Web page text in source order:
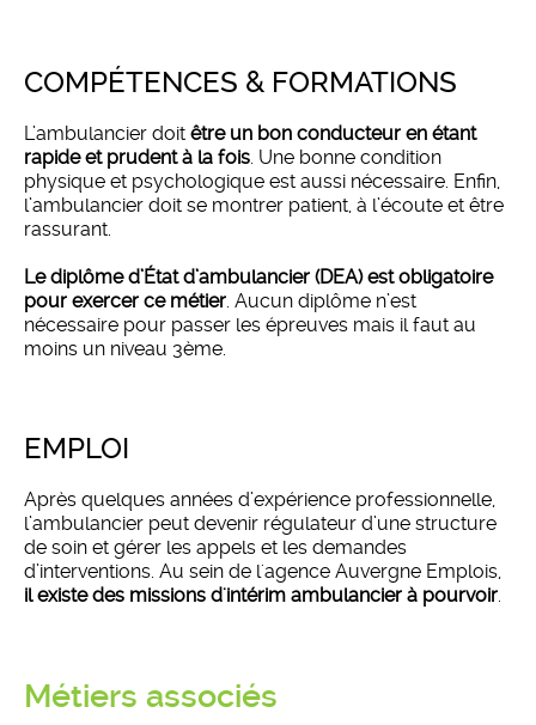
COMPÉTENCES & FORMATIONS
L’ambulancier doit être un bon conducteur en étant
rapide et prudent à la fois . Une bonne condition
physique et psychologique est aussi nécessaire. Enfin,
l’ambulancier doit se montrer patient, à l’écoute et être
rassurant.
Le diplôme d’État d’ambulancier (DEA) est obligatoire
pour exercer ce métier . Aucun diplôme n’est
nécessaire pour passer les épreuves mais il faut au
moins un niveau 3ème.
EMPLOI
Après quelques années d’expérience professionnelle,
l’ambulancier peut devenir régulateur d’une structure
de soin et gérer les appels et les demandes
d’interventions. Au sein de l'agence Auvergne Emplois,
il existe des missions d'intérim ambulancier à pourvoir
Métiers associés